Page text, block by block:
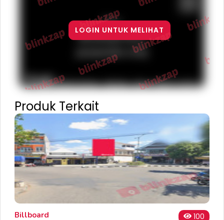
For
development
purposes only
Keyboard shortcuts Map Data Terms Report a problem
LOGIN UNTUK MELIHAT
Produk Terkait
Billboard 100